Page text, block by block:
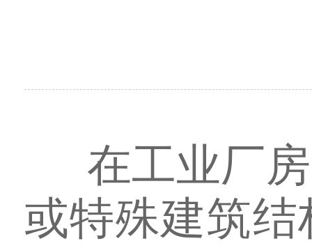
在工业厂
或特殊建筑